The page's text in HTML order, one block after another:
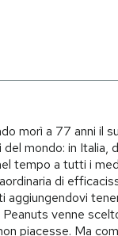
morì a 77 anni il
mondo: in Italia,
tempo a tutti i
di
venne
piacesse. Ma